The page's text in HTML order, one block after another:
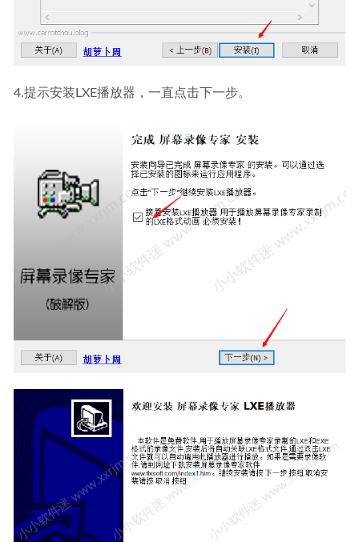
4.提示安装LXE播放器，一直点击下一步。